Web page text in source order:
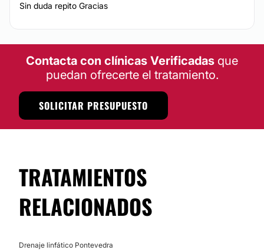
Sin duda repito Gracias
Contacta con clínicas Verificadas que
puedan ofrecerte el tratamiento.
SOLICITAR PRESUPUESTO
TRATAMIENTOS
RELACIONADOS
Drenaje linfático Pontevedra